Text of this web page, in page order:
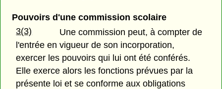
Pouvoirs d'une commission scolaire
3(3)
Une commission peut, à compter de
l'entrée en vigueur de son incorporation,
exercer les pouvoirs qui lui ont été conférés.
Elle exerce alors les fonctions prévues par la
présente loi et se conforme aux obligations